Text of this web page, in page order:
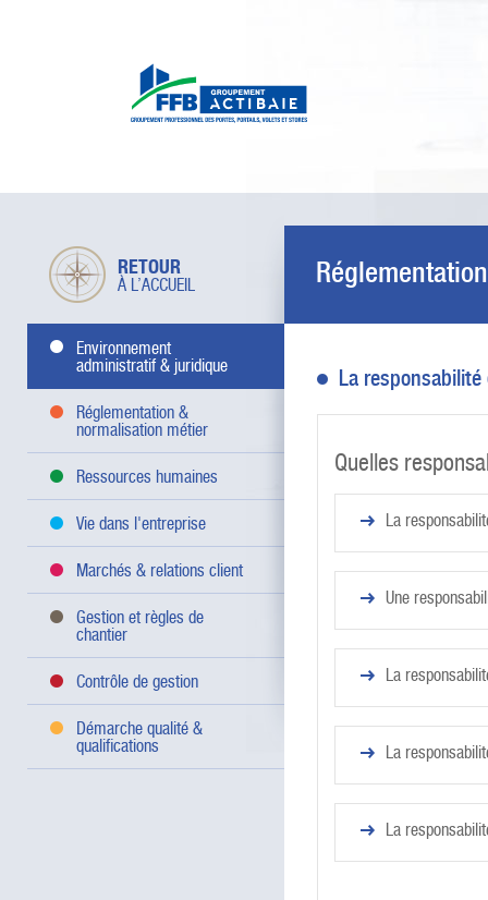
RETOUR
À L’ACCUEIL
Environnement
administratif & juridique
Réglementation &
normalisation métier
Ressources humaines
Vie dans l'entreprise
Marchés & relations client
Gestion et règles de
chantier
Contrôle de gestion
Démarche qualité &
qualifications
La
Quelles
La
Une
La
La
La